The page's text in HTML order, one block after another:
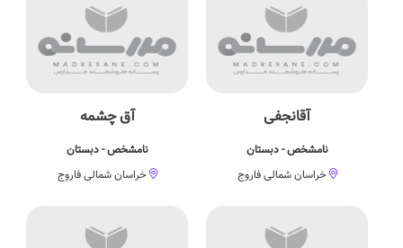
آقانجفی
نامشخص - دبستان
خراسان شمالی فاروج
آق چشمه
نامشخص - دبستان
خراسان شمالی فاروج